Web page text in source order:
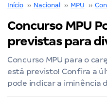
Início ›› Nacional ›› MPU ››
Concurso MPU
previstas para
Concurso MPU para o
está previsto! Confira a
pode indicar a iminência